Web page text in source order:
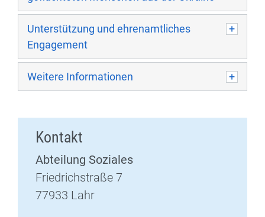
Unterstützung und ehrenamtliches
Engagement
Weitere Informationen
Kontakt
Abteilung Soziales
Friedrichstraße 7
77933 Lahr